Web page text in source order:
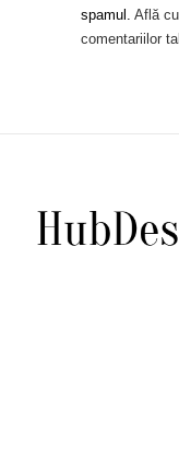
spamul. Află
comentariilor